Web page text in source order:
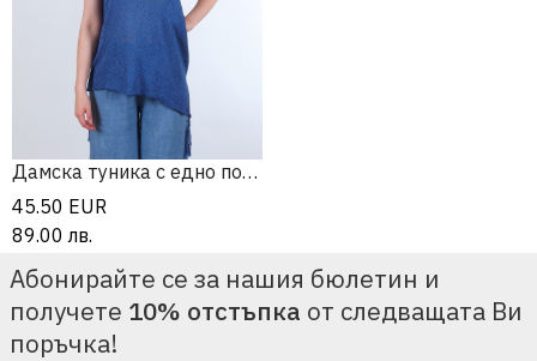
Дамска туника с едно покрито рамо
45.50 EUR
89.00 лв.
Абонирайте се за нашия бюлетин и
получете 10% отстъпка от следващата Ви
поръчка!